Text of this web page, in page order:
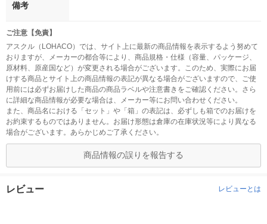
備考
ご注意【免責】
アスクル（LOHACO）では、サイト上に最新の商品情報を表示するよう努めて
おりますが、メーカーの都合等により、商品規格・仕様（容量、パッケージ、
原材料、原産国など）が変更される場合がございます。このため、実際にお届
けする商品とサイト上の商品情報の表記が異なる場合がございますので、ご使
用前には必ずお届けした商品の商品ラベルや注意書きをご確認ください。さら
に詳細な商品情報が必要な場合は、メーカー等にお問い合わせください。
また、商品名における「セット」や「箱」の表記は、必ずしも箱でのお届けを
お約束するものではありません。お届け形態は倉庫の在庫状況等により異なる
場合がございます。あらかじめご了承ください。
商品情報の誤りを報告する
レビュー レビューとは